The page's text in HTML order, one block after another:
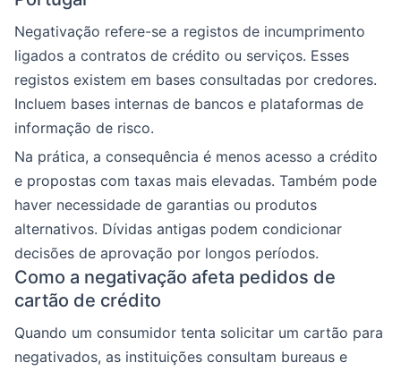
Negativação refere-se a registos de incumprimento
ligados a contratos de crédito ou serviços. Esses
registos existem em bases consultadas por credores.
Incluem bases internas de bancos e plataformas de
informação de risco.
Na prática, a consequência é menos acesso a crédito
e propostas com taxas mais elevadas. Também pode
haver necessidade de garantias ou produtos
alternativos. Dívidas antigas podem condicionar
decisões de aprovação por longos períodos.
Como a negativação afeta pedidos de
cartão de crédito
Quando um consumidor tenta solicitar um cartão para
negativados, as instituições consultam bureaus e